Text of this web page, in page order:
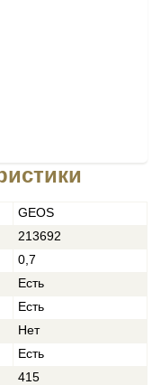
GEOS
213692
0,7
Есть
Есть
Нет
Есть
415